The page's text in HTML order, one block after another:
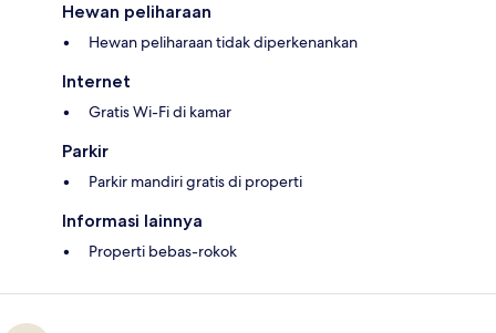
Hewan peliharaan
Hewan peliharaan tidak diperkenankan
Internet
Gratis Wi-Fi di kamar
Parkir
Parkir mandiri gratis di properti
Informasi lainnya
Properti bebas-rokok